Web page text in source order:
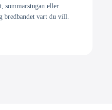
sommarstugan eller
bredbandet vart du vill.